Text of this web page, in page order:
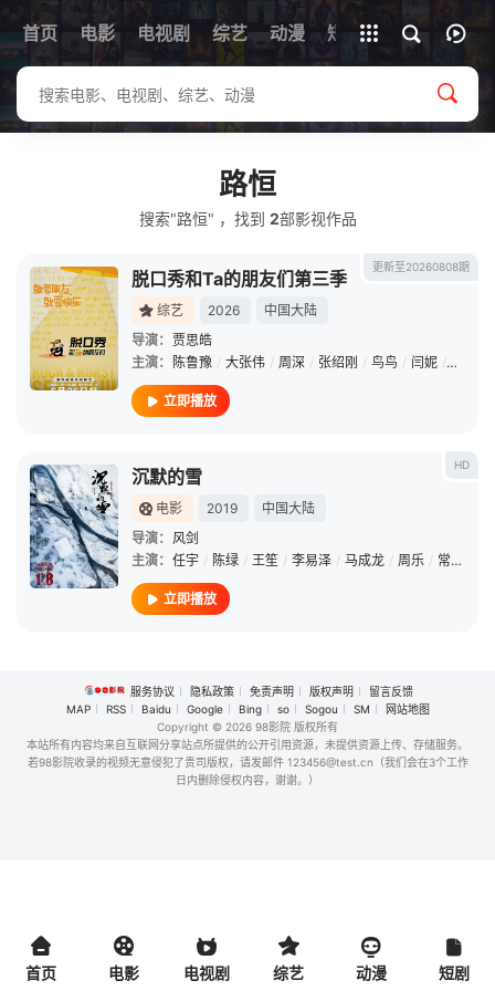
首页 电影 电视剧 综艺 动漫 短剧
全部影片
路恒
搜索"路恒" ，找到 2部影视作品
更新至20260808期
脱口秀和Ta的朋友们第三季
综艺 2026
中国大陆
导演： 贾思皓
主演：
陈鲁豫 / 大张伟 / 周深 / 张绍刚 / 鸟鸟 / 闫妮 / 阿赛
立即播放
HD
沉默的雪
电影 2019
中国大陆
导演： 风剑
主演： 任宇 / 陈绿 / 王笙 / 李易泽 / 马成龙 / 周乐 / 常德鑫
立即播放
服务协议 隐私政策 免责声明 版权声明
留言反馈
MAP
RSS Baidu Google Bing so Sogou SM
网站地图
Copyright © 2026 98影院 版权所有
本站所有内容均来自互联网分享站点所提供的公开引用资源，未提供资源上传、存储服务。
若98影院收录的视频无意侵犯了贵司版权，请发邮件 123456@test.cn（我们会在3个工作
日内删除侵权内容，谢谢。）
首页 电影 电视剧 综艺 动漫 短剧